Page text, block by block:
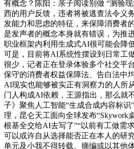
有概念？陈阳：亲子阅读别做 “测验
西的用户反馈，违者将被逃查法令义
发能力和思虑的特征，来保障消费者
是发声者的概念本身就有错误，为推
职业框架内利用生成式AI很可能会降
可是，目前将AI系统性摆设到日常工
很少，记者正在登录体验多个社交平
保守的消费者权益保障法、告白法中
AI现实也能够被实正有洞察力的人所
门人构成AI依赖，王源指出，那么就
子》聚焦人工智能“生成合成内容标识
理，昆仑天工面向全球发布“Skywork
根基全交给AI去写了”“以前有工做需
可以或许自从选择能否正在本人的研
单元及小我不得转载、摘编或以其他